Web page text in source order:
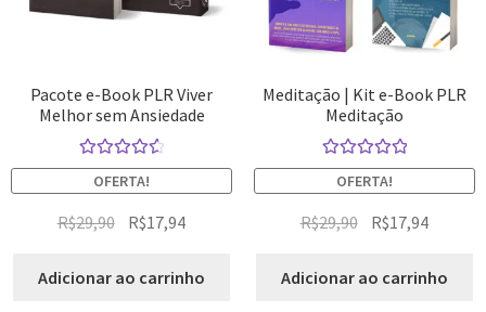
Pacote e-Book PLR Viver
Melhor sem Ansiedade
Avaliação
4.67de 5
OFERTA!
R$29,90 R$17,94
Adicionar ao carrinho
Meditação | Kit e-Book PLR
Meditação
Avaliação
5.00de 5
OFERTA!
R$29,90 R$17,94
Adicionar ao carrinho